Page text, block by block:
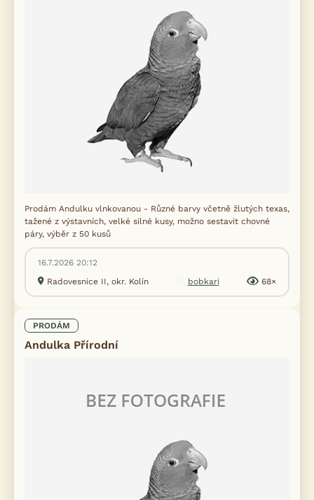
Prodám Andulku vlnkovanou - Různé barvy včetně žlutých texas,
tažené z výstavních, velké silné kusy, možno sestavit chovné
páry, výběr z 50 kusů
16.7.2026 20:12
Radovesnice II, okr. Kolín
bobkari 68×
PRODÁM
Andulka Přírodní